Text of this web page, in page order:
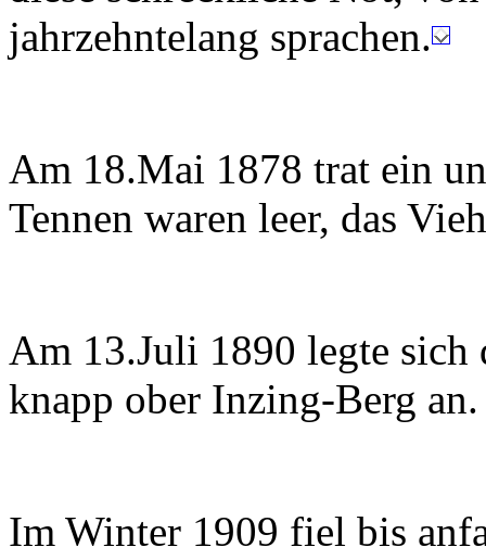
jahrzehntelang sprachen.
Am 18.Mai 1878 trat ein
Tennen waren leer, das
Am 13.Juli 1890 legte sich
knapp ober Inzing-Berg an.
Im Winter 1909 fiel bis